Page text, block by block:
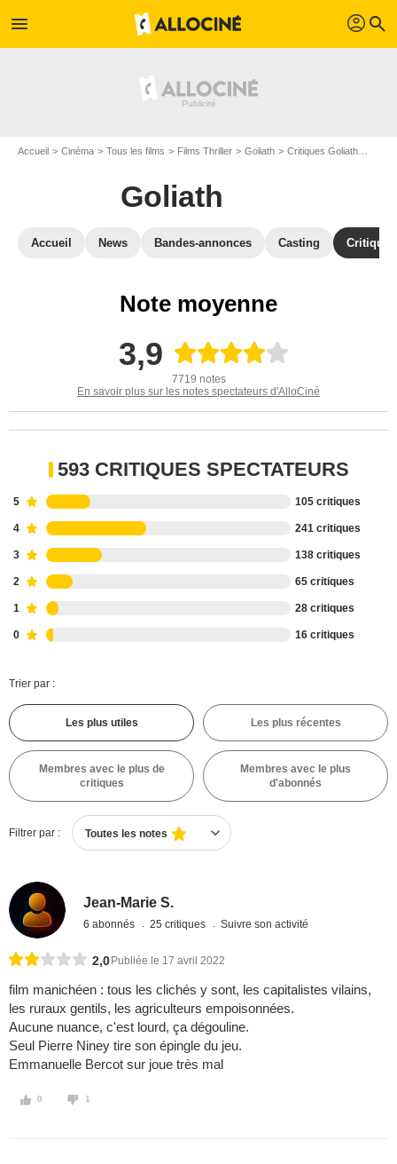
menu profil search
Accueil Cinéma Tous les films Films Thriller Goliath Critiques Goliath
Goliath
Accueil News Bandes-annonces Casting
Note moyenne
3,9
7719 notes
En savoir plus sur les notes spectateurs d'AlloCiné
593 CRITIQUES SPECTATEURS
5 105 critiques
4 241 critiques
3 138 critiques
2 65 critiques
1 28 critiques
0 16 critiques
Trier par :
Les plus utiles Les plus récentes
Membres avec le plus de
critiques
Membres avec le plus
d'abonnés
Filtrer par : Toutes les notes
Jean-Marie S.
6 abonnés 25 critiques Suivre son activité
2,0 Publiée le 17 avril 2022
film manichéen : tous les clichés y sont, les capitalistes vilains,
les ruraux gentils, les agriculteurs empoisonnées.
Aucune nuance, c'est lourd, ça dégouline.
Seul Pierre Niney tire son épingle du jeu.
Emmanuelle Bercot sur joue très mal
0 1